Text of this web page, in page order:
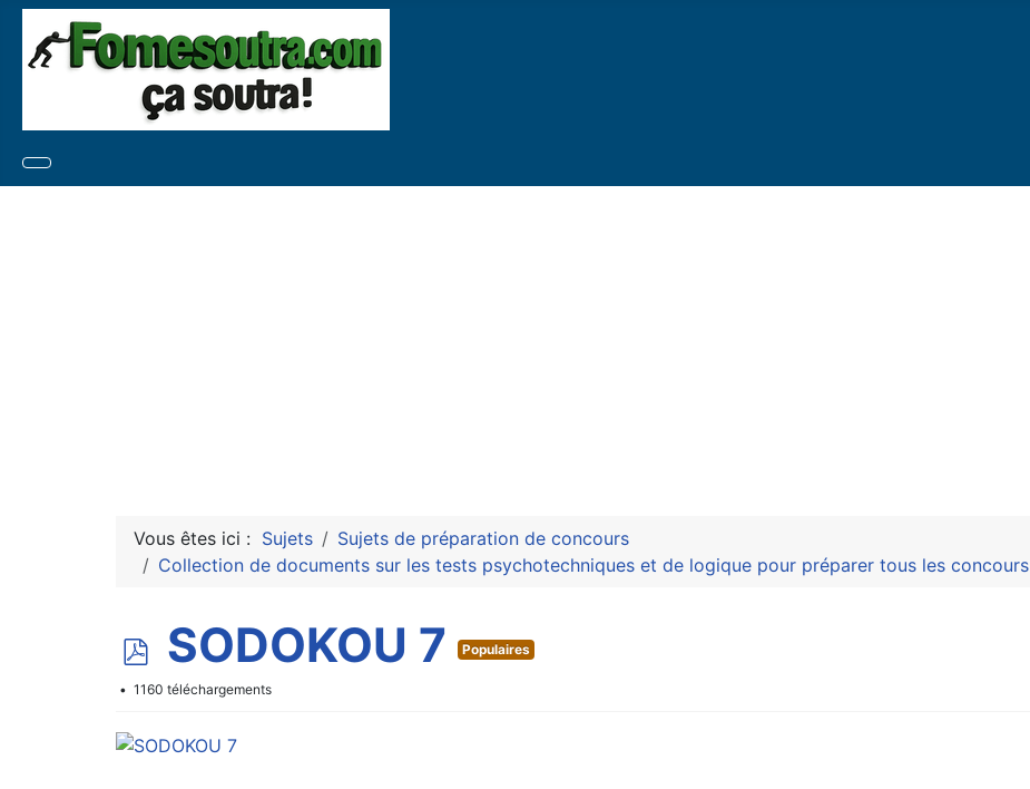
Vous êtes ici : Sujets
Sujets de préparation de concours
Collection de documents sur les tests psychotechniques et de logique pour préparer tous les concours
p
d
f
SODOKOU 7 Populaires
1160 téléchargements